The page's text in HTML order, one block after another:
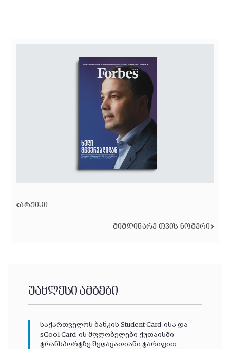
ᲐᲠᲥᲘᲕᲘ
ᲛᲘᲛᲓᲘᲜᲐᲠᲔ ᲗᲕᲘᲡ ᲜᲝᲛᲔᲠᲘ
უახლესი ამბები
საქართველოს ბანკის Student Card-ისა და
sCool Card-ის მფლობელები ქუთაისში
ტრანსპორტზე შეღავათიანი ტარიფით